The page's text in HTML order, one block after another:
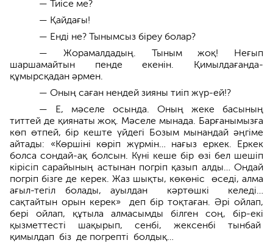
— Тиісе ме?
— Қайдағы!
— Енді не? Тынымсыз біреу болар?
— Жорамалдадың. Тыным жоқ! Неғып
шаршамайтын пенде екенін. Қимылдағанда­
құмырсқадан әрмен.
— Оның саған нендей зияны тиіп жүр-ей!?
— Е, мәселе осында. Оның жеке басының
титтей де қиянаты жоқ. Мәселе мынада. Бар­ғаны­мызға
көп өтпей, бір кеште үйдегі Бозым мынандай әңгіме
айтады: «Көршіні көріп жүрмін… нағыз еркек. Еркек
болса сондай-ақ болсын. Күні кеше бір өзі бел шешіп
кірісіп сарайының астынан погріп қазып алды… Ондай
погріп бізге де керек. Жаз шықты, көкөніс өседі, алма
ағыл-тегіл болады, ауылдан кәртөшкі келеді…
сақтайтын орын керек»­ деп бір тоқтаған. Әрі ойлап,
бері ойлап, құтыла алмасымды білген соң, бір-екі
қызмет­тесті шақырып, сенбі, жексенбі тынбай
қимылдап біз де погрепті болдық…